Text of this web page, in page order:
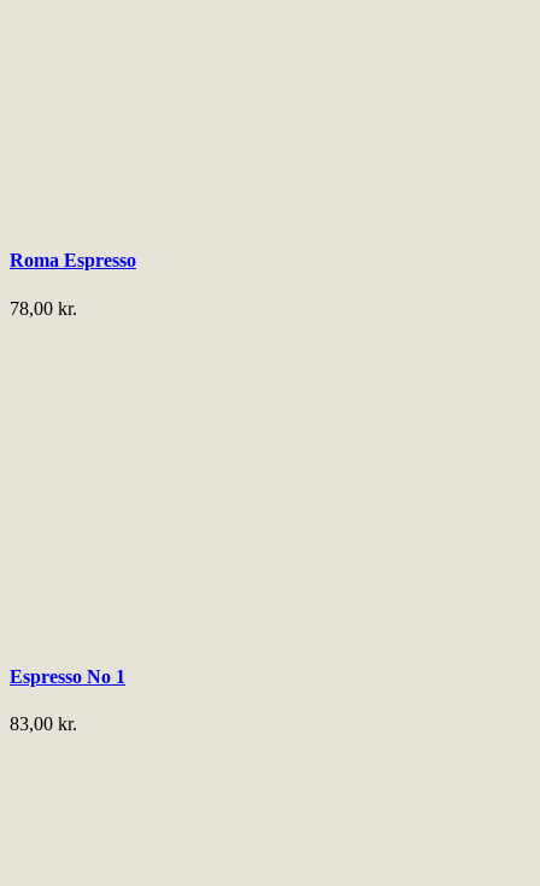
Roma Espresso
78,00 kr.
Espresso No 1
83,00 kr.